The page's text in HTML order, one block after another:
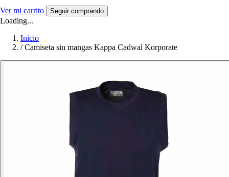
Ver mi carrito Seguir comprando
Loading...
Inicio
/ Camiseta sin mangas Kappa Cadwal Korporate